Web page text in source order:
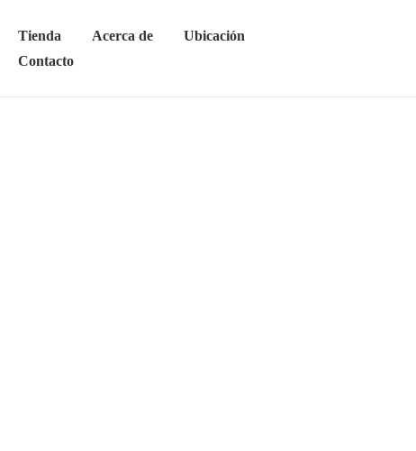
Tienda Acerca de
Ubicación
Contacto